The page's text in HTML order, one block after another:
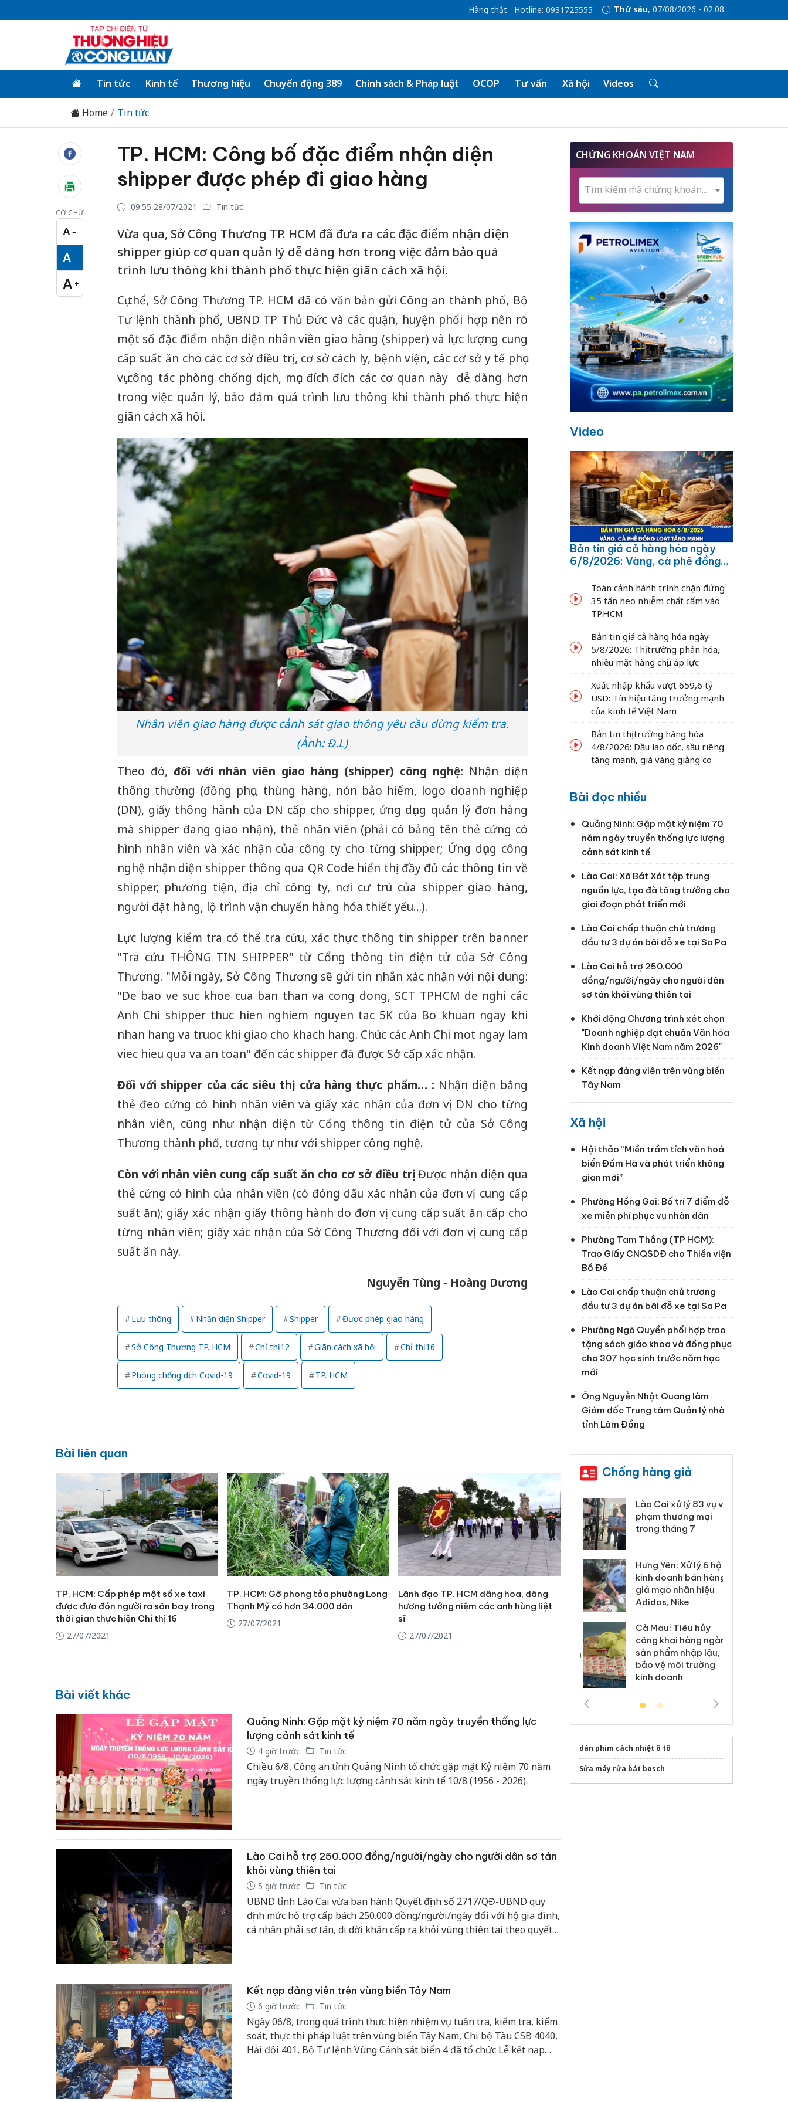
Hàng thật Hotline: 0931725555 Thứ sáu, 07/08/2026 - 02:08
Tin tức Kinh tế Thương hiệu Chuyển động 389 Chính sách & Pháp luật OCOP Tư vấn Xã hội Videos
Home Tin tức
CỠ CHỮ
A −
Cỡ chữ nhỏ
A
Cỡ chữ vừa
A +
Cỡ chữ lớn
TP. HCM: Công bố đặc điểm nhận diện
shipper được phép đi giao hàng
09:55 28/07/2021 Tin tức
Vừa qua, Sở Công Thương TP. HCM đã đưa ra các đặc điểm nhận diện
shipper giúp cơ quan quản lý dễ dàng hơn trong việc đảm bảo quá
trình lưu thông khi thành phố thực hiện giãn cách xã hội.
Cụ thể, Sở Công Thương TP. HCM đã có văn bản gửi Công an thành phố, Bộ
Tư lệnh thành phố, UBND TP Thủ Đức và các quận, huyện phối hợp nên rõ
một số đặc điểm nhận diện nhân viên giao hàng (shipper) và lực lượng cung
cấp suất ăn cho các cơ sở điều trị, cơ sở cách ly, bệnh viện, các cơ sở y tế phục
vụ công tác phòng chống dịch, mục đích đích các cơ quan này dễ dàng hơn
trong việc quản lý, bảo đảm quá trình lưu thông khi thành phố thực hiện
giãn cách xã hội.
Nhân viên giao hàng được cảnh sát giao thông yêu cầu dừng kiểm tra.
(Ảnh: Đ.L)
Theo đó, đối với nhân viên giao hàng (shipper) công nghệ: Nhận diện
thông thường (đồng phục, thùng hàng, nón bảo hiểm, logo doanh nghiệp
(DN), giấy thông hành của DN cấp cho shipper, ứng dụng quản lý đơn hàng
mà shipper đang giao nhận), thẻ nhân viên (phải có bảng tên thẻ cứng có
hình nhân viên và xác nhận của công ty cho từng shipper; Ứng dụng công
nghệ nhận diện shipper thông qua QR Code hiển thị đầy đủ các thông tin về
shipper, phương tiện, địa chỉ công ty, nơi cư trú của shipper giao hàng,
người đặt hàng, lộ trình vận chuyển hàng hóa thiết yếu…).
Lực lượng kiểm tra có thể tra cứu, xác thực thông tin shipper trên banner
"Tra cứu THÔNG TIN SHIPPER" từ Cổng thông tin điện tử của Sở Công
Thương. "Mỗi ngày, Sở Công Thương sẽ gửi tin nhắn xác nhận với nội dung:
"De bao ve suc khoe cua ban than va cong dong, SCT TPHCM de nghi các
Anh Chi shipper thuc hien nghiem nguyen tac 5K của Bo khuan ngay khi
nhan hang va truoc khi giao cho khach hang. Chúc các Anh Chi mot ngay lam
viec hieu qua va an toan" đến các shipper đã được Sở cấp xác nhận.
Đối với shipper của các siêu thị, cửa hàng thực phẩm… : Nhận diện bằng
thẻ đeo cứng có hình nhân viên và giấy xác nhận của đơn vị DN cho từng
nhân viên, cũng như nhận diện từ Cổng thông tin điện tử của Sở Công
Thương thành phố, tương tự như với shipper công nghệ.
Còn với nhân viên cung cấp suất ăn cho cơ sở điều trị:Được nhận diện qua
thẻ cứng có hình của nhân viên (có đóng dấu xác nhận của đơn vị cung cấp
suất ăn); giấy xác nhận giấy thông hành do đơn vị cung cấp suất ăn cấp cho
từng nhân viên; giấy xác nhận của Sở Công Thương đối với đơn vị cung cấp
suất ăn này.
Nguyễn Tùng - Hoàng Dương
Lưu thông Nhận diện Shipper Shipper Được phép giao hàng
Sở Công Thương TP. HCM Chỉ thị 12 Giãn cách xã hội Chỉ thị 16
Phòng chống dịch Covid-19 Covid-19 TP. HCM
Bài liên quan
TP. HCM: Cấp phép một số xe taxi
được đưa đón người ra sân bay trong
thời gian thực hiện Chỉ thị 16
27/07/2021
TP. HCM: Gỡ phong tỏa phường Long
Thạnh Mỹ có hơn 34.000 dân
27/07/2021
Lãnh đạo TP. HCM dâng hoa, dâng
hương tưởng niệm các anh hùng liệt
sĩ
27/07/2021
Bài viết khác
Quảng Ninh: Gặp mặt kỷ niệm 70 năm ngày truyền thống lực
lượng cảnh sát kinh tế
4 giờ trước Tin tức
Chiều 6/8, Công an tỉnh Quảng Ninh tổ chức gặp mặt Kỷ niệm 70 năm
ngày truyền thống lực lượng cảnh sát kinh tế 10/8 (1956 - 2026).
Lào Cai hỗ trợ 250.000 đồng/người/ngày cho người dân sơ tán
khỏi vùng thiên tai
5 giờ trước Tin tức
UBND tỉnh Lào Cai vừa ban hành Quyết định số 2717/QĐ-UBND quy
định mức hỗ trợ cấp bách 250.000 đồng/người/ngày đối với hộ gia đình,
cá nhân phải sơ tán, di dời khẩn cấp ra khỏi vùng thiên tai theo quyết
Kết nạp đảng viên trên vùng biển Tây Nam
6 giờ trước Tin tức
Ngày 06/8, trong quá trình thực hiện nhiệm vụ tuần tra, kiểm tra, kiểm
soát, thực thi pháp luật trên vùng biển Tây Nam, Chi bộ Tàu CSB 4040,
Hải đội 401, Bộ Tư lệnh Vùng Cảnh sát biển 4 đã tổ chức Lễ kết nạp
CHỨNG KHOÁN VIỆT NAM
Tìm kiếm mã chứng khoán...
Video
Bản tin giá cả hàng hóa ngày
6/8/2026: Vàng, cà phê đồng
Toàn cảnh hành trình chặn đứng
35 tấn heo nhiễm chất cấm vào
TP.HCM
Bản tin giá cả hàng hóa ngày
5/8/2026: Thị trường phân hóa,
nhiều mặt hàng chịu áp lực
Xuất nhập khẩu vượt 659,6 tỷ
USD: Tín hiệu tăng trưởng mạnh
của kinh tế Việt Nam
Bản tin thị trường hàng hóa
4/8/2026: Dầu lao dốc, sầu riêng
tăng mạnh, giá vàng giằng co
Bài đọc nhiều
Quảng Ninh: Gặp mặt kỷ niệm 70
năm ngày truyền thống lực lượng
cảnh sát kinh tế
Lào Cai: Xã Bát Xát tập trung
nguồn lực, tạo đà tăng trưởng cho
giai đoạn phát triển mới
Lào Cai chấp thuận chủ trương
đầu tư 3 dự án bãi đỗ xe tại Sa Pa
Lào Cai hỗ trợ 250.000
đồng/người/ngày cho người dân
sơ tán khỏi vùng thiên tai
Khởi động Chương trình xét chọn
"Doanh nghiệp đạt chuẩn Văn hóa
Kinh doanh Việt Nam năm 2026"
Kết nạp đảng viên trên vùng biển
Tây Nam
Xã hội
Hội thảo “Miền trầm tích văn hoá
biển Đầm Hà và phát triển không
gian mới”
Phường Hồng Gai: Bố trí 7 điểm đỗ
xe miễn phí phục vụ nhân dân
Phường Tam Thắng (TP HCM):
Trao Giấy CNQSDĐ cho Thiền viện
Bồ Đề
Lào Cai chấp thuận chủ trương
đầu tư 3 dự án bãi đỗ xe tại Sa Pa
Phường Ngô Quyền phối hợp trao
tặng sách giáo khoa và đồng phục
cho 307 học sinh trước năm học
mới
Ông Nguyễn Nhật Quang làm
Giám đốc Trung tâm Quản lý nhà
tỉnh Lâm Đồng
Chống hàng giả
Công an Thanh Hóa
tìm bị hại trong vụ
án sản xuất, buôn
bán yến sào giả
Thanh Hóa: Tìm bị
hại trong vụ án buôn
bán bình sữa
Moyuum giả
Lào Cai xử lý 83 vụ vi
phạm thương mại
trong tháng 7
Hưng Yên: Xử lý 6 hộ
kinh doanh bán hàng
giả mạo nhãn hiệu
Adidas, Nike
Cà Mau: Tiêu hủy
công khai hàng ngàn
sản phẩm nhập lậu,
bảo vệ môi trường
kinh doanh
dán phim cách nhiệt ô tô
Sửa máy rửa bát bosch